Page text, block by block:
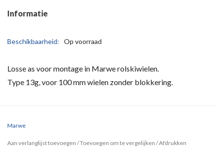
Informatie
Beschikbaarheid: Op voorraad
Losse as voor montage in Marwe rolskiwielen.
Type 13g, voor 100 mm wielen zonder blokkering.
Marwe
Aan verlanglijst toevoegen /Toevoegen om te vergelijken /Afdrukken